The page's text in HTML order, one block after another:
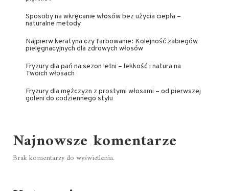
Sposoby na wkręcanie włosów bez użycia ciepła –
naturalne metody
Najpierw keratyna czy farbowanie: Kolejność zabiegów
pielęgnacyjnych dla zdrowych włosów
Fryzury dla pań na sezon letni – lekkość i natura na
Twoich włosach
Fryzury dla mężczyzn z prostymi włosami – od pierwszej
goleni do codziennego stylu
Najnowsze komentarze
Brak komentarzy do wyświetlenia.